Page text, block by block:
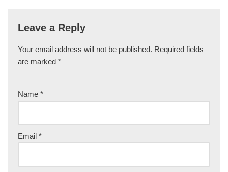
Leave a Reply
Your email address will not be published. Required fields
are marked *
Name *
Email *